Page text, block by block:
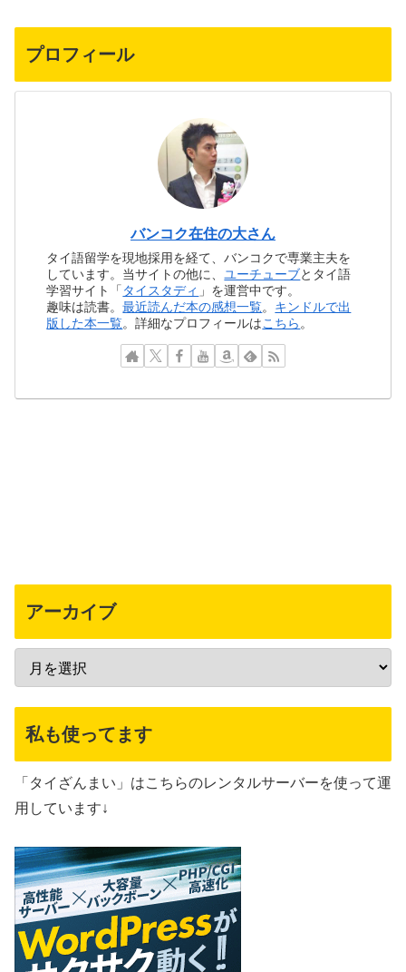
プロフィール
バンコク在住の大さん
タイ語留学を現地採用を経て、バンコクで専業主夫を
しています。当サイトの他に、 ユーチューブとタイ語
学習サイト「タイスタディ 」を運営中です。
趣味は読書。最近読んだ本の感想一覧。 キンドルで出
版した本一覧。詳細なプロフィールはこちら 。
アーカイブ
私も使ってます
「タイざんまい」はこちらのレンタルサーバーを使って運
用しています↓